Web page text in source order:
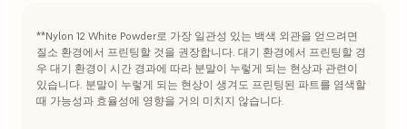
**Nylon 12 White Powder로 가장 일관성 있는 백색 외관을 얻으려면
질소 환경에서 프린팅할 것을 권장합니다. 대기 환경에서 프린팅할 경
우 대기 환경이 시간 경과에 따라 분말이 누렇게 되는 현상과 관련이
있습니다. 분말이 누렇게 되는 현상이 생겨도 프린팅된 파트를 염색할
때 가능성과 효율성에 영향을 거의 미치지 않습니다.